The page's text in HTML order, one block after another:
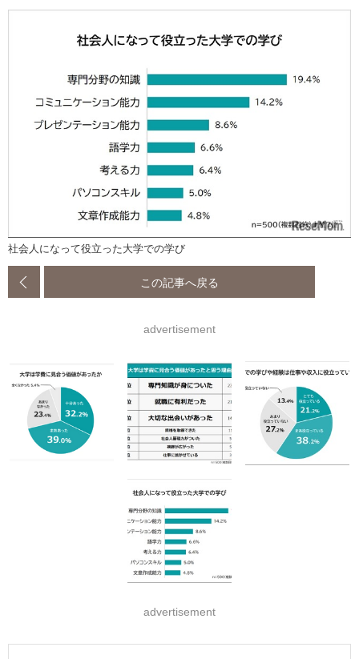
社会人になって役立った大学での学び
この記事へ戻る
advertisement
advertisement